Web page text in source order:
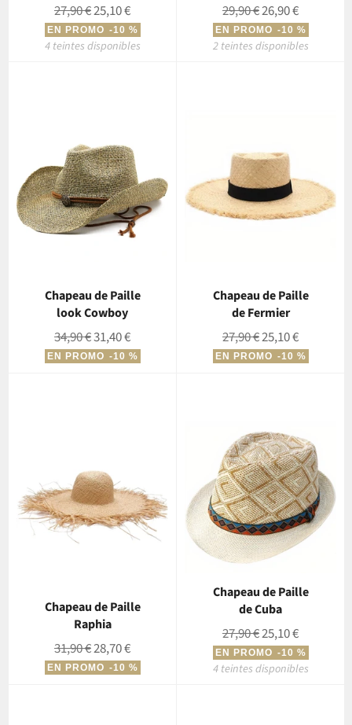
Prix
régulier
27,90 €Prix
réduit
25,10 €
EN PROMO -10 %
4 teintes disponibles
Prix
régulier
29,90 €Prix
réduit
26,90 €
EN PROMO -10 %
2 teintes disponibles
Chapeau de Paille
look Cowboy
Prix
régulier
34,90 €Prix
réduit
31,40 €
EN PROMO -10 %
Chapeau de Paille
de Fermier
Prix
régulier
27,90 €Prix
réduit
25,10 €
EN PROMO -10 %
Chapeau de Paille
Raphia
Prix
régulier
31,90 €Prix
réduit
28,70 €
EN PROMO -10 %
Chapeau de Paille
de Cuba
Prix
régulier
27,90 €Prix
réduit
25,10 €
EN PROMO -10 %
4 teintes disponibles